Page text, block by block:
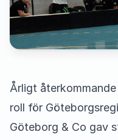
Årligt
roll för
Göteborg & Co gav